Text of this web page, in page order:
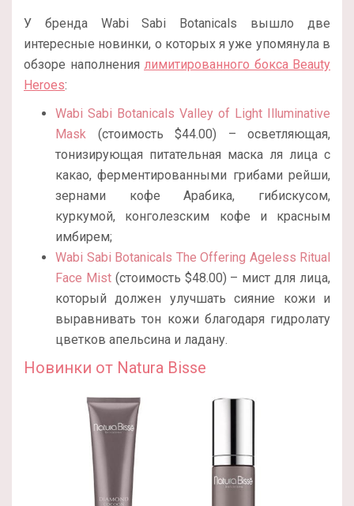
У бренда Wabi Sabi Botanicals вышло две
интересные новинки, о которых я уже упомянула в
обзоре наполнения лимитированного бокса Beauty
Heroes:
Wabi Sabi Botanicals Valley of Light Illuminative
Mask (стоимость $44.00) – осветляющая,
тонизирующая питательная маска ля лица с
какао, ферментированными грибами рейши,
зернами кофе Арабика, гибискусом,
куркумой, конголезским кофе и красным
имбирем;
Wabi Sabi Botanicals The Offering Ageless Ritual
Face Mist(стоимость $48.00) – мист для лица,
который должен улучшать сияние кожи и
выравнивать тон кожи благодаря гидролату
цветков апельсина и ладану.
Новинки от Natura Bisse